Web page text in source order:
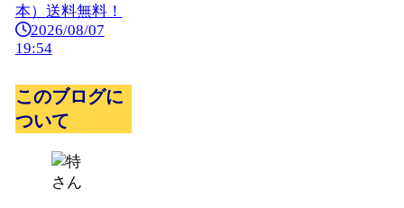
本）送料無料！
2026/08/07
19:54
このブログに
ついて